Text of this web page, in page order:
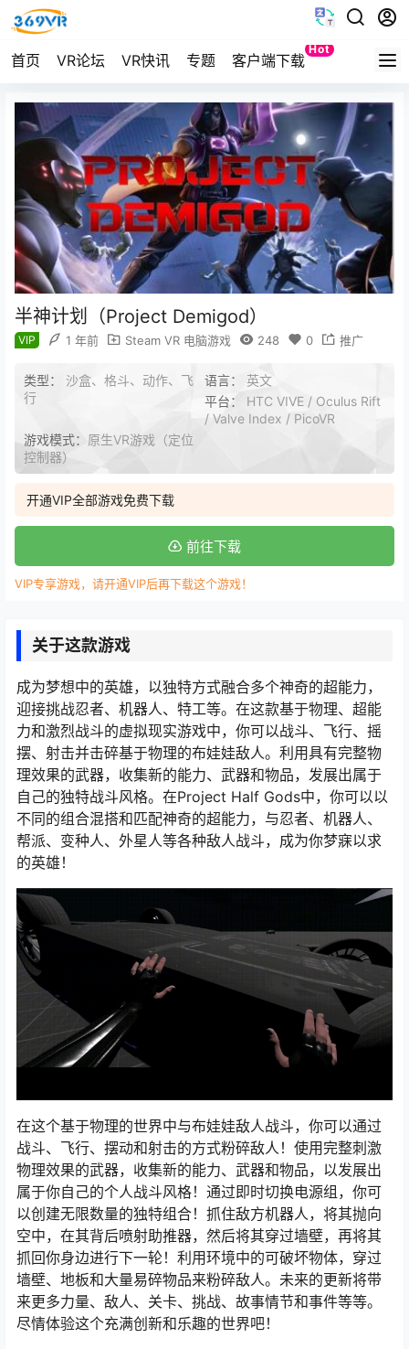
首页 VR论坛 VR快讯 专题 客户端下载
Hot
Quest
半神计划（Project Demigod）
VIP 1 年前 Steam VR 电脑游戏 248 0 推广
类型： 沙盒、格斗、动作、飞
行
语言： 英文
平台： HTC VIVE / Oculus Rift
/ Valve Index / PicoVR
游戏模式： 原生VR游戏（定位
控制器）
开通VIP全部游戏免费下载
前往下载
VIP专享游戏，请开通VIP后再下载这个游戏！
关于这款游戏
成为梦想中的英雄，以独特方式融合多个神奇的超能力，
迎接挑战忍者、机器人、特工等。在这款基于物理、超能
力和激烈战斗的虚拟现实游戏中，你可以战斗、飞行、摇
摆、射击并击碎基于物理的布娃娃敌人。利用具有完整物
理效果的武器，收集新的能力、武器和物品，发展出属于
自己的独特战斗风格。在Project Half Gods中，你可以以
不同的组合混搭和匹配神奇的超能力，与忍者、机器人、
帮派、变种人、外星人等各种敌人战斗，成为你梦寐以求
的英雄！
在这个基于物理的世界中与布娃娃敌人战斗，你可以通过
战斗、飞行、摆动和射击的方式粉碎敌人！使用完整刺激
物理效果的武器，收集新的能力、武器和物品，以发展出
属于你自己的个人战斗风格！通过即时切换电源组，你可
以创建无限数量的独特组合！抓住敌方机器人，将其抛向
空中，在其背后喷射助推器，然后将其穿过墙壁，再将其
抓回你身边进行下一轮！利用环境中的可破坏物体，穿过
墙壁、地板和大量易碎物品来粉碎敌人。未来的更新将带
来更多力量、敌人、关卡、挑战、故事情节和事件等等。
尽情体验这个充满创新和乐趣的世界吧！